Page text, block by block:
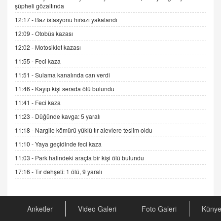
ADEM AKÖL
Esed Destekçilerinin Yüzüne Vurulan Şamar:
Sednaya
11.12.2024 12:30
DR. EKREM ASLAN
Gerçek Ne, Algı Ne? "Beraber Yürüyoruz"
Cümlesinin Peşinden
19.07.2025 12:45
GÖNÜL MENEKŞE
Şifacının Yolu
04.11.2025 12:56
AV. RÜMEYSA ÖZKALE
Kira Uyuşmazlıklarında Dava Açmadan Önce
Arabulucuya Başvuru Şartı
CAN UĞURATEŞ
Değişen yapısıyla Suriye
şüpheli gözaltında
12:17 - Baz istasyonu hırsızı yakalandı
12:09 -Otobüs kazası
12:02 - Motosiklet kazası
11:55 - Feci kaza
11:51 -Sulama kanalında can verdi
11:46 - Kayıp kişi serada ölü bulundu
11:41 - Feci kaza
11:23 - Düğünde kavga: 5 yaralı
11:18 - Nargile kömürü yüklü tır alevlere teslim oldu
11:10 -Yaya geçidinde feci kaza
11:03 - Park halindeki araçta bir kişi ölü bulundu
17:16 -Tır dehşeti: 1 ölü, 9 yaralı
Anketler Video Galeri Foto Galeri Künye